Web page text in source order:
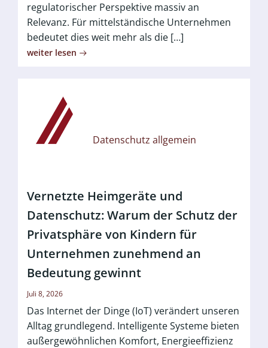
regulatorischer Perspektive massiv an
Relevanz. Für mittelständische Unternehmen
bedeutet dies weit mehr als die […]
weiter lesen
Datenschutz allgemein
Vernetzte Heimgeräte und
Datenschutz: Warum der Schutz der
Privatsphäre von Kindern für
Unternehmen zunehmend an
Bedeutung gewinnt
Juli 8, 2026
Das Internet der Dinge (IoT) verändert unseren
Alltag grundlegend. Intelligente Systeme bieten
außergewöhnlichen Komfort, Energieeffizienz